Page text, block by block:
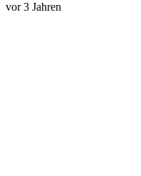
vor 3 Jahren